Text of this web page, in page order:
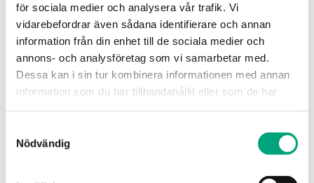
för sociala medier och analysera vår trafik. Vi
vidarebefordrar även sådana identifierare och annan
information från din enhet till de sociala medier och
annons- och analysföretag som vi samarbetar med.
Dessa kan i sin tur kombinera informationen med annan
information som du har tillhandahållit eller som de har
Nödvändig
REGIN
ETRS32-16
Ventiler avsedda att reglera varmt, kallt eller
glykolblandat vatten i värme-, ventilations- och
när DZR-material…